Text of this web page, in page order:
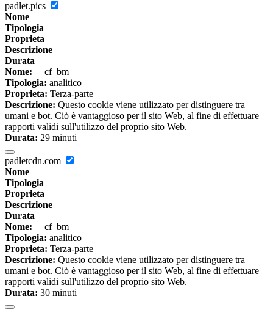
padlet.pics
Nome
Tipologia
Proprieta
Descrizione
Durata
Nome: __cf_bm
Tipologia: analitico
Proprieta: Terza-parte
Descrizione: Questo cookie viene utilizzato per distinguere tra
umani e bot. Ciò è vantaggioso per il sito Web, al fine di effettuare
rapporti validi sull'utilizzo del proprio sito Web.
Durata: 29 minuti
padletcdn.com
Nome
Tipologia
Proprieta
Descrizione
Durata
Nome: __cf_bm
Tipologia: analitico
Proprieta: Terza-parte
Descrizione: Questo cookie viene utilizzato per distinguere tra
umani e bot. Ciò è vantaggioso per il sito Web, al fine di effettuare
rapporti validi sull'utilizzo del proprio sito Web.
Durata: 30 minuti